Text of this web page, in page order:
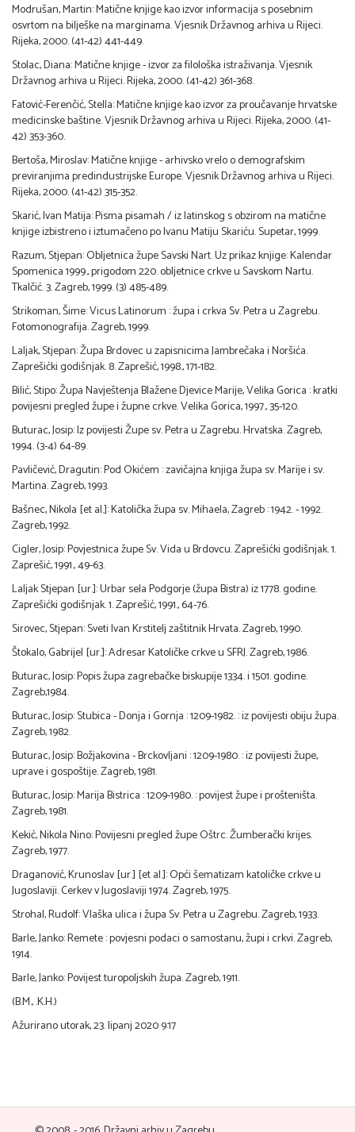
Modrušan, Martin: Matične knjige kao izvor informacija s posebnim
osvrtom na bilješke na marginama. Vjesnik Državnog arhiva u Rijeci.
Rijeka, 2000. (41-42) 441-449.
Stolac, Diana: Matične knjige - izvor za filološka istraživanja. Vjesnik
Državnog arhiva u Rijeci. Rijeka, 2000. (41-42) 361-368.
Fatović-Ferenčić, Stella: Matične knjige kao izvor za proučavanje hrvatske
medicinske baštine. Vjesnik Državnog arhiva u Rijeci. Rijeka, 2000. (41-
42) 353-360.
Bertoša, Miroslav: Matične knjige - arhivsko vrelo o demografskim
previranjima predindustrijske Europe. Vjesnik Državnog arhiva u Rijeci.
Rijeka, 2000. (41-42) 315-352.
Skarić, Ivan Matija: Pisma pisamah / iz latinskog s obzirom na matične
knjige izbistreno i iztumačeno po Ivanu Matiju Skariću. Supetar, 1999.
Razum, Stjepan: Obljetnica župe Savski Nart. Uz prikaz knjige: Kalendar
Spomenica 1999., prigodom 220. obljetnice crkve u Savskom Nartu.
Tkalčić. 3. Zagreb, 1999. (3) 485-489.
Strikoman, Šime: Vicus Latinorum : župa i crkva Sv. Petra u Zagrebu.
Fotomonografija. Zagreb, 1999.
Laljak, Stjepan: Župa Brdovec u zapisnicima Jambrečaka i Noršića.
Zaprešićki godišnjak. 8. Zaprešić, 1998., 171-182.
Bilić, Stipo: Župa Navještenja Blažene Djevice Marije, Velika Gorica : kratki
povijesni pregled župe i župne crkve. Velika Gorica, 1997., 35-120.
Buturac, Josip: Iz povijesti Župe sv. Petra u Zagrebu. Hrvatska. Zagreb,
1994. (3-4) 64-89.
Pavličević, Dragutin: Pod Okićem : zavičajna knjiga župa sv. Marije i sv.
Martina. Zagreb, 1993.
Bašnec, Nikola [et al.]: Katolička župa sv. Mihaela, Zagreb : 1942. - 1992.
Zagreb, 1992.
Cigler, Josip: Povjestnica župe Sv. Vida u Brdovcu. Zaprešićki godišnjak. 1.
Zaprešić, 1991., 49-63.
Laljak Stjepan [ur.]: Urbar sela Podgorje (župa Bistra) iz 1778. godine.
Zaprešićki godišnjak. 1. Zaprešić, 1991., 64-76.
Sirovec, Stjepan: Sveti Ivan Krstitelj zaštitnik Hrvata. Zagreb, 1990.
Štokalo, Gabrijel [ur.]: Adresar Katoličke crkve u SFRJ. Zagreb, 1986.
Buturac, Josip: Popis župa zagrebačke biskupije 1334. i 1501. godine.
Zagreb,1984.
Buturac, Josip: Stubica - Donja i Gornja : 1209-1982. : iz povijesti obiju župa.
Zagreb, 1982.
Buturac, Josip: Božjakovina - Brckovljani : 1209-1980. : iz povijesti župe,
uprave i gospoštije. Zagreb, 1981.
Buturac, Josip: Marija Bistrica : 1209-1980. : povijest župe i prošteništa.
Zagreb, 1981.
Kekić, Nikola Nino: Povijesni pregled župe Oštrc. Žumberački krijes.
Zagreb, 1977.
Draganović, Krunoslav [ur.] [et al.]: Opći šematizam katoličke crkve u
Jugoslaviji. Cerkev v Jugoslaviji 1974. Zagreb, 1975.
Strohal, Rudolf: Vlaška ulica i župa Sv. Petra u Zagrebu. Zagreb, 1933.
Barle, Janko: Remete : povjesni podaci o samostanu, župi i crkvi. Zagreb,
1914.
Barle, Janko: Povijest turopoljskih župa. Zagreb, 1911.
(B.M., .K.H.)
Ažurirano utorak, 23. lipanj 2020 9:17